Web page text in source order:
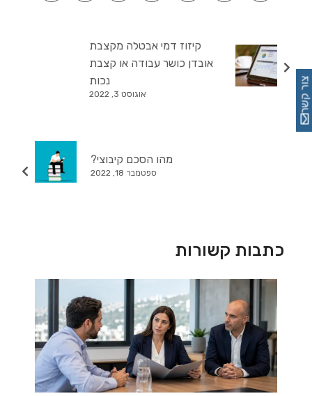
קיזוז דמי אבטלה מקצבת
אובדן כושר עבודה או קצבת
נכות
אוגוסט 3, 2022
מהו הסכם קיבוצי?
ספטמבר 18, 2022
כתבות קשורות
צור קשר